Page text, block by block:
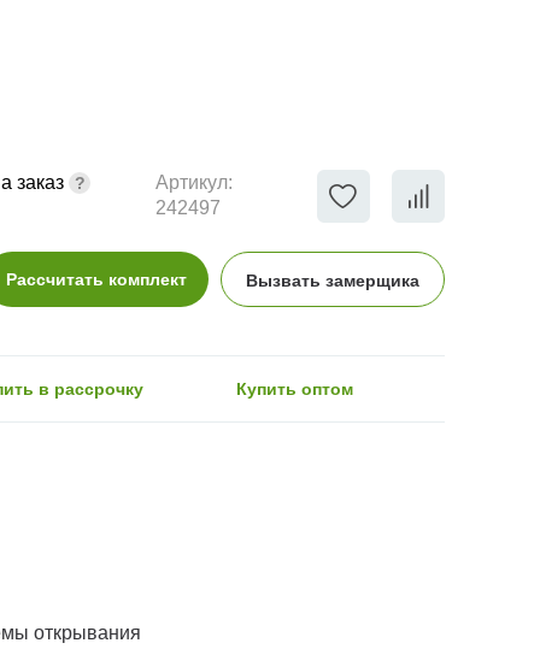
заказ
Артикул:
242497
Рассчитать комплект Вызвать замерщика
в рассрочку Купить оптом
открывания